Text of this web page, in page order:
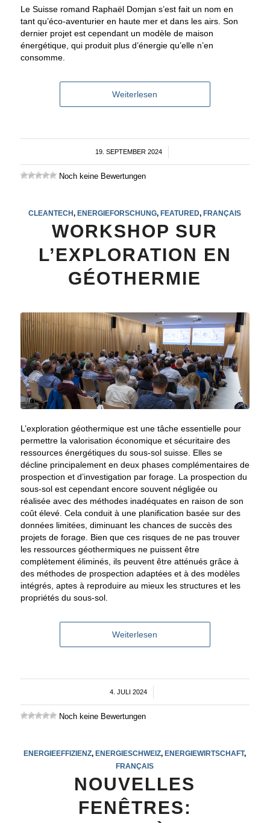
Le Suisse romand Raphaël Domjan s’est fait un nom en
tant qu’éco-aventurier en haute mer et dans les airs. Son
dernier projet est cependant un modèle de maison
énergétique, qui produit plus d’énergie qu’elle n’en
consomme.
Weiterlesen
19. SEPTEMBER 2024
/
Noch keine Bewertungen
CLEANTECH,ENERGIEFORSCHUNG,FEATURED,FRANÇAIS
WORKSHOP SUR
L’EXPLORATION EN
GÉOTHERMIE
L’exploration géothermique est une tâche essentielle pour
permettre la valorisation économique et sécuritaire des
ressources énergétiques du sous-sol suisse. Elles se
décline principalement en deux phases complémentaires de
prospection et d’investigation par forage. La prospection du
sous-sol est cependant encore souvent négligée ou
réalisée avec des méthodes inadéquates en raison de son
coût élevé. Cela conduit à une planification basée sur des
données limitées, diminuant les chances de succès des
projets de forage. Bien que ces risques de ne pas trouver
les ressources géothermiques ne puissent être
complètement éliminés, ils peuvent être atténués grâce à
des méthodes de prospection adaptées et à des modèles
intégrés, aptes à reproduire au mieux les structures et les
propriétés du sous-sol.
Weiterlesen
4. JULI 2024
Noch keine Bewertungen
ENERGIEEFFIZIENZ,ENERGIESCHWEIZ,ENERGIEWIRTSCHAFT,
FRANÇAIS
NOUVELLES
FENÊTRES: